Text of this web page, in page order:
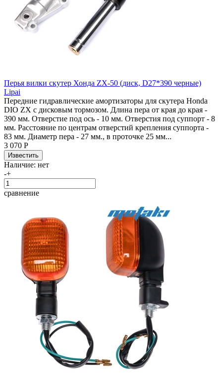
Перья вилки скутер Хонда ZX-50 (диск, D27*390 черные)
Lipai
Передние гидравлические амортизаторы для скутера Honda
DIO ZX с дисковым тормозом. Длина пера от края до края -
390 мм. Отверстие под ось - 10 мм. Отверстия под суппорт - 8
мм. Расстояние по центрам отверстий крепления суппорта -
83 мм. Диаметр пера - 27 мм., в проточке 25 мм...
3 070 Р
Наличие: нет
-+
сравнение